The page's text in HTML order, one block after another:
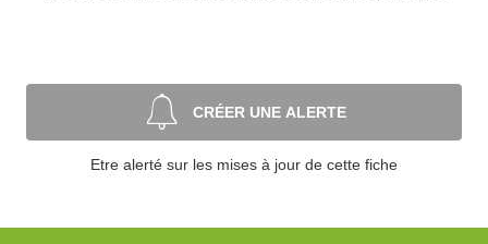
CRÉER UNE ALERTE
Etre alerté sur les mises à jour de cette fiche